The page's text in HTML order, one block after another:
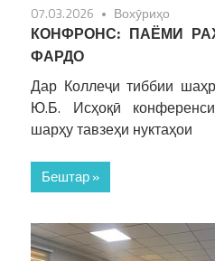
07.03.2026 Вохӯриҳо
КОНФРОНС: ПАЁМИ
ФАРДО
Дар Коллеҷи тиббии
Ю.Б. Исҳоқӣ
шарҳу тавзеҳи нуктаҳои
Бештар »